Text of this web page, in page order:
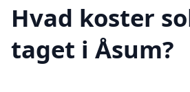
Hvad koster
taget i Åsum?